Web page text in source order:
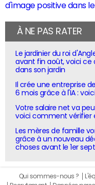
d'image positive dans
À NE PAS RATER
Le jardinier du roi
avant fin août, voici
dans son jardin
Il crée une entreprise
6 mois grâce à l'IA :
Votre salaire net va
voici comment vérifier
Les mères de famille
grâce à un nouveau
choses avant le 1er
Qui sommes-nous ?